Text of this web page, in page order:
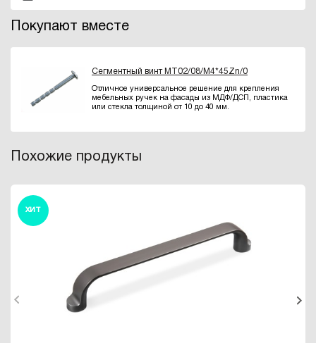
Покупают вместе
Сегментный винт MT02/08/M4*45Zn/0
Отличное универсальное решение для крепления
мебельных ручек на фасады из МДФ/ДСП, пластика
или стекла толщиной от 10 до 40 мм.
Похожие продукты
ХИТ